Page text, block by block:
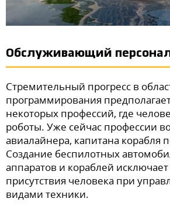
Обслуживающий
Стремительный прогресс в
программирования
некоторых профессий, где
роботы. Уже сейчас профессии
авиалайнера, капитана корабля
Создание беспилотных
аппаратов и кораблей
присутствия человека при
видами техники.